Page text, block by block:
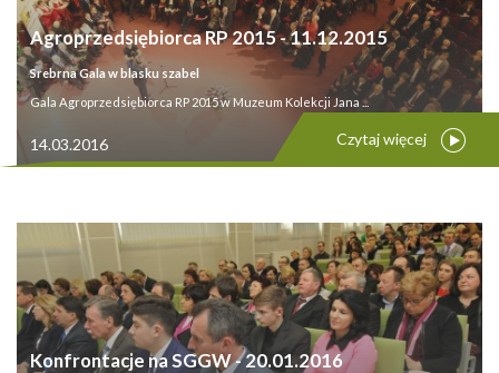
Agroprzedsiębiorca RP 2015 - 11.12.2015
Srebrna Gala w blasku szabel
Gala Agroprzedsiębiorca RP 2015 w Muzeum Kolekcji Jana ...
14.03.2016 Czytaj więcej
Konfrontacje na SGGW - 20.01.2016